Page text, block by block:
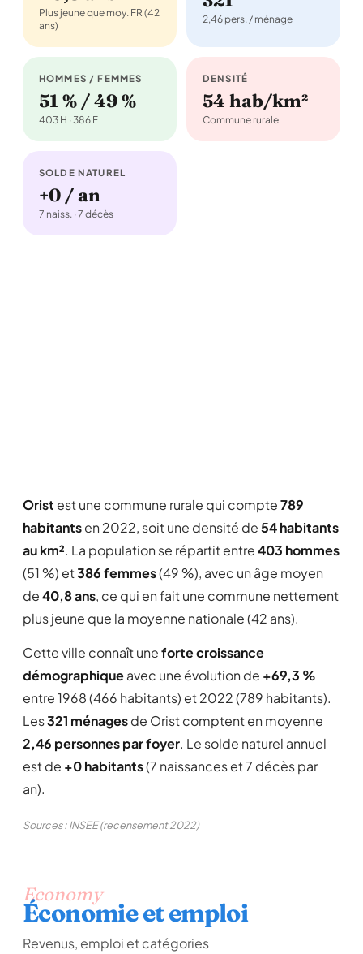
Plus jeune que moy. FR (42
ans)
2,46 pers. / ménage
HOMMES / FEMMES
51 % / 49 %
403 H · 386 F
DENSITÉ
54 hab/km²
Commune rurale
SOLDE NATUREL
+0 / an
7 naiss. · 7 décès
Orist est une commune rurale qui compte789
habitantsen 2022, soit une densité de54 habitants
au km². La population se répartit entre403 hommes
(51 %) et386 femmes(49 %), avec un âge moyen
de40,8 ans, ce qui en fait une commune nettement
plus jeune que la moyenne nationale (42 ans).
Cette ville connaît uneforte croissance
démographiqueavec une évolution de +69,3 %
entre 1968 (466 habitants) et 2022 (789 habitants).
Les321 ménagesde Orist comptent en moyenne
2,46 personnes par foyer. Le solde naturel annuel
est de +0 habitants(7 naissances et 7 décès par
an).
Sources : INSEE (recensement 2022)
Economy
Économie et emploi
Revenus, emploi et catégories